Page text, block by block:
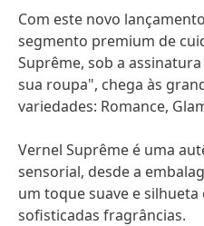
Com este novo
segmento premium de
Suprême, sob a
sua roupa", chega às
variedades: Romance,
Vernel Suprême é uma
sensorial, desde a
um toque suave e silhueta
sofisticadas fragrâncias.